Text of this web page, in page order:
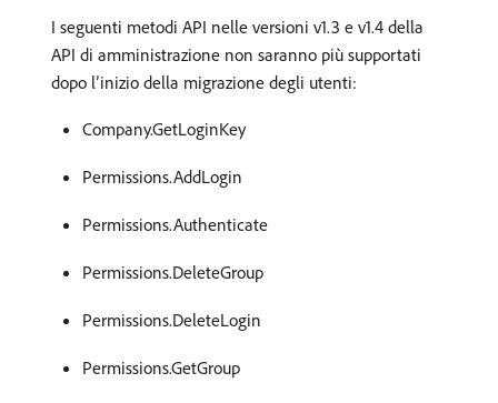
I seguenti metodi API nelle versioni v1.3 e v1.4 della
API di amministrazione non saranno più supportati
dopo l’inizio della migrazione degli utenti:
Company.GetLoginKey
Permissions.AddLogin
Permissions.Authenticate
Permissions.DeleteGroup
Permissions.DeleteLogin
Permissions.GetGroup